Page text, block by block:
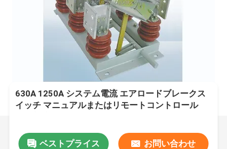
630A 1250A システム電流 エアロードブレークス
イッチ マニュアルまたはリモートコントロール
ベストプライス お問い合わせ